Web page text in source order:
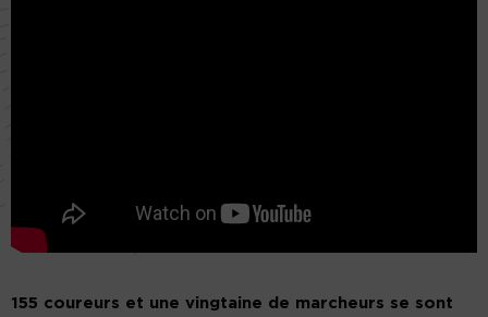
155 coureurs et une vingtaine de marcheurs se sont